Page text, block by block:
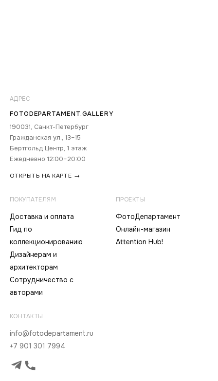
АДРЕС
FOTODEPARTAMENT.GALLERY
190031, Санкт-Петербург
Гражданская ул., 13–15
Бертгольд Центр, 1 этаж
Ежедневно 12:00–20:00
ОТКРЫТЬ НА КАРТЕ →
ПОКУПАТЕЛЯМ
Доставка и оплата
Гид по
коллекционированию
Дизайнерам и
архитекторам
Сотрудничество с
авторами
ПРОЕКТЫ
ФотоДепартамент
Онлайн-магазин
Attention Hub!
КОНТАКТЫ
info@fotodepartament.ru
+7 901 301 7994